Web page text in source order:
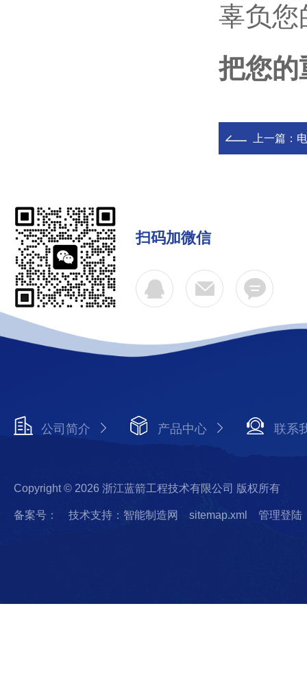
辜负您
把您的
上一篇：
扫码加微信
公司简介 产品中心 联系
Copyright © 2026 浙江蓝箭工程技术有限公司 版权所有
备案号： 技术支持：智能制造网 sitemap.xml 管理登陆